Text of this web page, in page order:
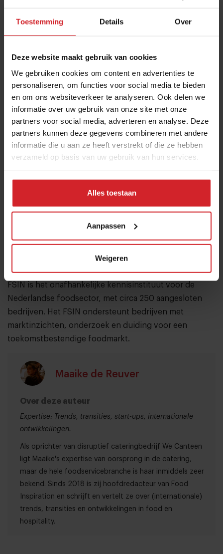
Toestemming Details Over
Deze website maakt gebruik van cookies
We gebruiken cookies om content en advertenties te
personaliseren, om functies voor social media te bieden
en om ons websiteverkeer te analyseren. Ook delen we
informatie over uw gebruik van onze site met onze
partners voor social media, adverteren en analyse. Deze
partners kunnen deze gegevens combineren met andere
informatie die u aan ze heeft verstrekt of die ze hebben
verzameld op basis van uw gebruik van hun services.
Alles toestaan
Aanpassen
Weigeren
Foodservice
Benzine gemaakt van overschot aan
Australië heeft te maken met twee problemen: hoge
brandstofprijzen en een overschot aan rode wijn. De
voorzitten van de club van Australische
wijnproducenten opperde daarom een oplossing:
ethanol maken van de wijn. Van het overschot aan ruim
Patrick Bramer nieuwe algemeen
het FoodService Instituut Nederland (FSIN). Hij volgt
daarmee Inga Blokker op. Bramer vervulde eerder
eindverantwoordelijke rollen en directiefuncties
binnen Reed Elsevier, AgriPers, LTO Bedrijven en PMvP.
FSIN is het onafhankelijke kennisinstituut voor de
Nederlandse foodsector, met circa 250 aangesloten
bedrijven. Het FSIN ondersteunt bedrijven met
marktinzichten, onderzoek en duiding voor een
toekomstbestendige foodmarkt.
Maaike de Reuver
Over deze auteur
Expertise: Trends, transities, start-ups, internationale
ontwikkelingen.
Als oprichter van disruptief cateringbedrijf We Canteen
ligt Maaike's expertise van oorsprong in de catering,
maar de hele foodservicebranche is haar inmiddels zeer
bekend. Sinds 2018 is zij hoofdredacteur van Food
Inspiration en schrijft en vertelt ze over (internationale)
trends, transities en ontwikkelingen in food en
hospitality.